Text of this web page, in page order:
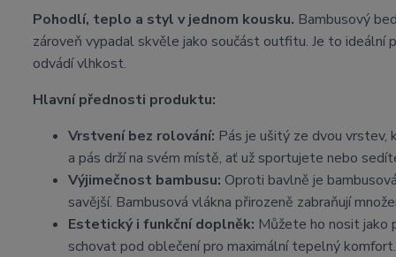
Pohodlí, teplo a styl v jednom kousku. Bambusový
zároveň vypadal skvěle jako součást outfitu. Je to ideální
odvádí vlhkost.
Hlavní přednosti produktu:
Vrstvení bez rolování: Pás je ušitý ze dvou vrstev,
a pás drží na svém místě, ať už sportujete nebo
Výjimečnost bambusu: Oproti bavlně je
savější. Bambusová vlákna přirozeně zabraňují
Estetický i funkční doplněk: Můžete ho nosit jako
schovat pod oblečení pro maximální tepelný komfort.